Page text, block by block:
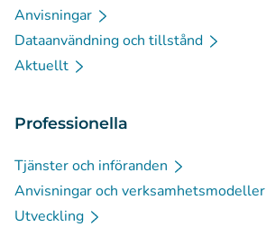
Anvisningar
Dataanvändning och tillstånd
Aktuellt
Professionella
Tjänster och införanden
Anvisningar och verksamhetsmodeller
Utveckling